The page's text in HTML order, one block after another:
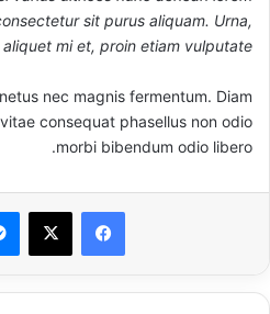
sit purus aliquam. Urna,
mi et, proin etiam vulputate.
nec magnis fermentum. Diam
consequat phasellus non odio
morbi bibendum odio libero.